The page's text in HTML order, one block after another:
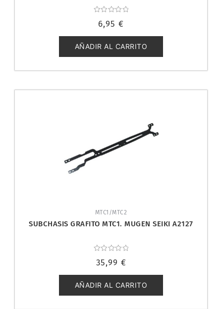
con
de
5
6,95 €
AÑADIR AL CARRITO
MTC1/MTC2
SUBCHASIS GRAFITO MTC1. MUGEN SEIKI A2127
con
de
5
35,99 €
AÑADIR AL CARRITO